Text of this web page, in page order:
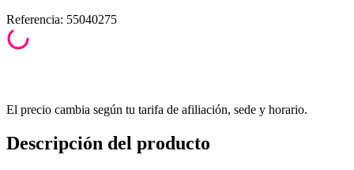
Referencia: 55040275
El precio cambia según tu tarifa de afiliación, sede y horario.
Descripción del producto